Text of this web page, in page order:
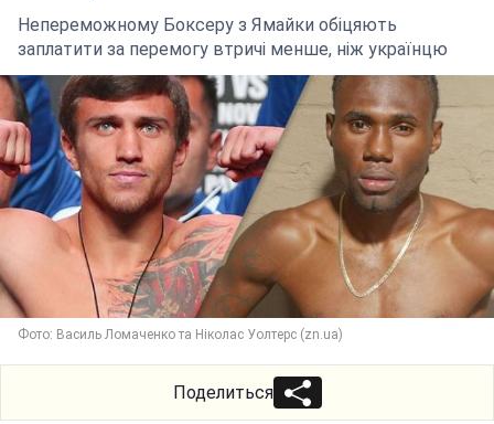
Непереможному Боксеру з Ямайки обіцяють
заплатити за перемогу втричі менше, ніж українцю
Фото: Василь Ломаченко та Ніколас Уолтерс (zn.ua)
Поделиться